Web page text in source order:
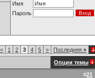
Имя
Пароль
< 1 2 3 4 5 > Последняя »
Опции темы
#21